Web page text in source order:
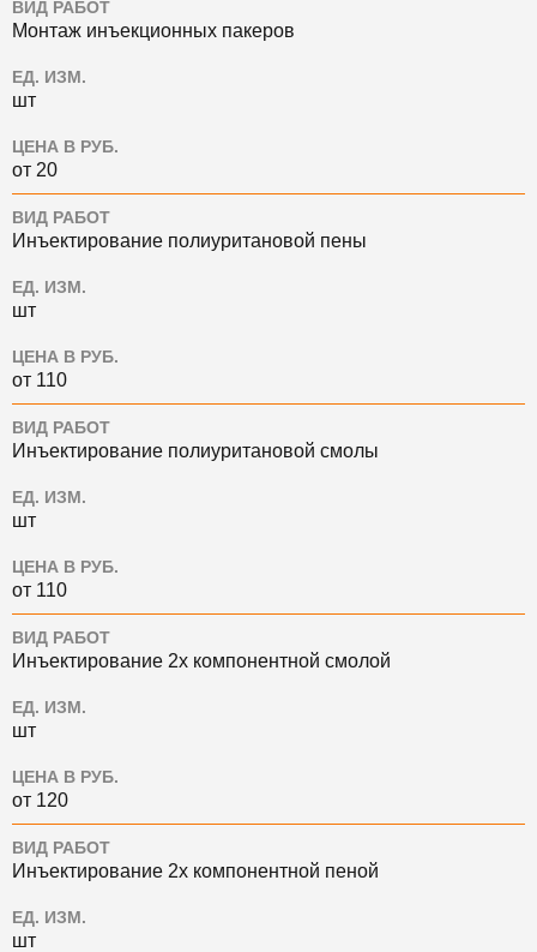
ВИД РАБОТ
Монтаж инъекционных пакеров
ЕД. ИЗМ.
шт
ЦЕНА В РУБ.
от 20
ВИД РАБОТ
Инъектирование полиуритановой пены
ЕД. ИЗМ.
шт
ЦЕНА В РУБ.
от 110
ВИД РАБОТ
Инъектирование полиуритановой смолы
ЕД. ИЗМ.
шт
ЦЕНА В РУБ.
от 110
ВИД РАБОТ
Инъектирование 2х компонентной смолой
ЕД. ИЗМ.
шт
ЦЕНА В РУБ.
от 120
ВИД РАБОТ
Инъектирование 2х компонентной пеной
ЕД. ИЗМ.
шт